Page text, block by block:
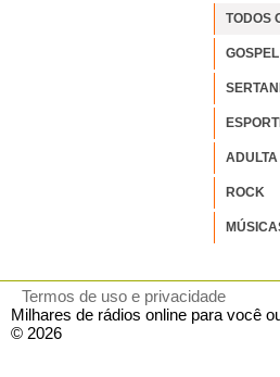
TODOS
GOSPEL
ADULTA
ROCK
Termos de uso e privacidade
Milhares de rádios online para você
© 2026